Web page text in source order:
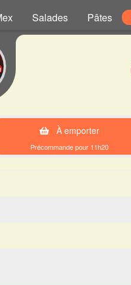
Salades Pâtes
À emporter
Précommande pour 11h20